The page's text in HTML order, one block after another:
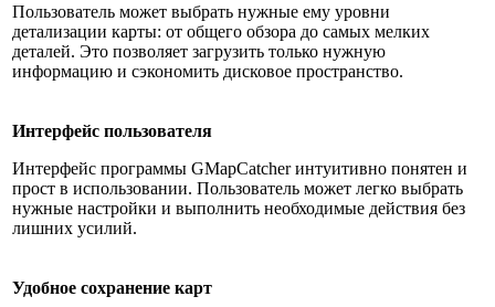
Пользователь может выбрать нужные ему уровни
детализации карты: от общего обзора до самых мелких
деталей. Это позволяет загрузить только нужную
информацию и сэкономить дисковое пространство.
Интерфейс пользователя
Интерфейс программы GMapCatcher интуитивно понятен и
прост в использовании. Пользователь может легко выбрать
нужные настройки и выполнить необходимые действия без
лишних усилий.
Удобное сохранение карт